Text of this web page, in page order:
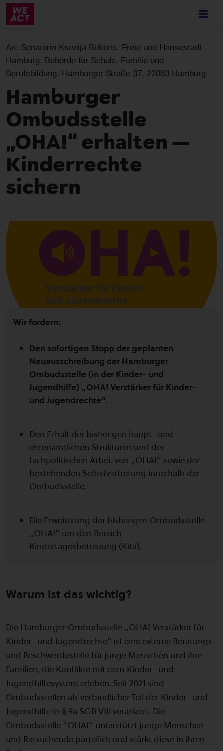
Skip
content
An: Senatorin Ksenija Bekeris. Freie und Hansestadt
Hamburg. Behörde für Schule, Familie und
Berufsbildung. Hamburger Straße 37, 22083 Hamburg
Hamburger
Ombudsstelle
„OHA!“ erhalten —
Kinderrechte
sichern
Wir fordern:
Den sofortigen Stopp der geplanten
Neuausschreibung der Hamburger
Ombudsstelle (in der Kinder- und
Jugendhilfe) „OHA! Verstärker für Kinder-
und Jugendrechte“.
Den Erhalt der bisherigen haupt- und
ehrenamtlichen Strukturen und der
fachpolitischen Arbeit von „OHA!“ sowie der
bestehenden Selbstvertretung innerhalb der
Ombudsstelle.
Die Erweiterung der bisherigen Ombudsstelle
„OHA!“ um den Bereich
Kindertagesbetreuung (Kita).
Warum ist das wichtig?
Die Hamburger Ombudsstelle „OHA! Verstärker für
Kinder- und Jugendrechte“ ist eine externe Beratungs-
und Beschwerdestelle für junge Menschen und ihre
Familien, die Konflikte mit dem Kinder- und
Jugendhilfesystem erleben. Seit 2021 sind
Ombudsstellen als verbindlicher Teil der Kinder- und
Jugendhilfe in § 9a SGB VIII verankert. Die
Ombudsstelle “OHA!” unterstützt junge Menschen
und Ratsuchende parteilich und stärkt diese in ihren